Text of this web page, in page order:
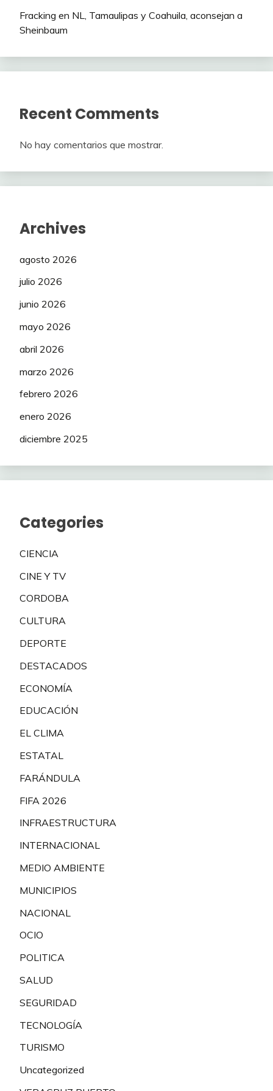
Fracking en NL, Tamaulipas y Coahuila, aconsejan a
Sheinbaum
Recent Comments
No hay comentarios que mostrar.
Archives
agosto 2026
julio 2026
junio 2026
mayo 2026
abril 2026
marzo 2026
febrero 2026
enero 2026
diciembre 2025
Categories
CIENCIA
CINE Y TV
CORDOBA
CULTURA
DEPORTE
DESTACADOS
ECONOMÍA
EDUCACIÓN
EL CLIMA
ESTATAL
FARÁNDULA
FIFA 2026
INFRAESTRUCTURA
INTERNACIONAL
MEDIO AMBIENTE
MUNICIPIOS
NACIONAL
OCIO
POLITICA
SALUD
SEGURIDAD
TECNOLOGÍA
TURISMO
Uncategorized